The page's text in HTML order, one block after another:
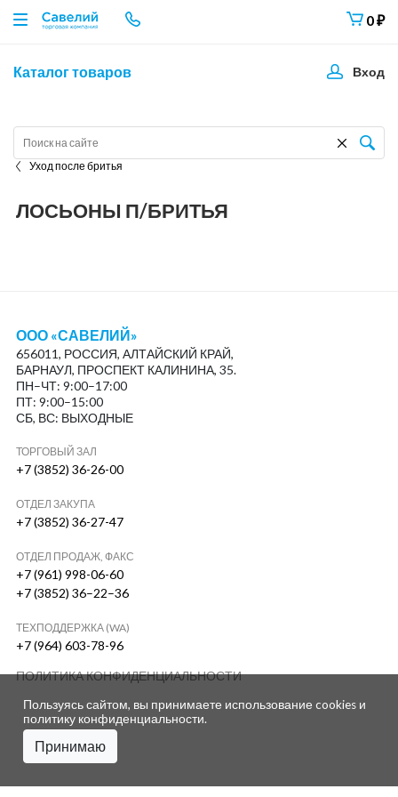
0₽
Каталог товаров Вход
Уход после бритья
ЛОСЬОНЫ П/БРИТЬЯ
ООО «САВЕЛИЙ»
656011, РОССИЯ, АЛТАЙСКИЙ КРАЙ,
БАРНАУЛ, ПРОСПЕКТ КАЛИНИНА, 35.
ПН–ЧТ: 9:00–17:00
ПТ: 9:00–15:00
СБ, ВС: ВЫХОДНЫЕ
ТОРГОВЫЙ ЗАЛ
+7 (3852) 36-26-00
ОТДЕЛ ЗАКУПА
+7 (3852) 36-27-47
ОТДЕЛ ПРОДАЖ, ФАКС
+7 (961) 998-06-60
+7 (3852) 36–22–36
ТЕХПОДДЕРЖКА (WA)
+7 (964) 603-78-96
ПОЛИТИКА КОНФИДЕНЦИАЛЬНОСТИ
Пользуясь сайтом, вы принимаете использование cookies и
политику конфиденциальности.
Принимаю